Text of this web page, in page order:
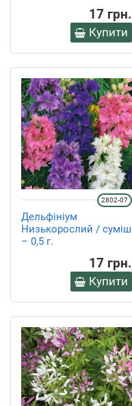
17 грн.
Купити
Дельфініум
Низькорослий / суміш
– 0,5 г.
2802-07
17 грн.
Купити